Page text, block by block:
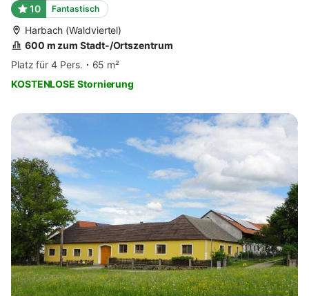
10
Fantastisch
Harbach (Waldviertel)
600 m zum Stadt-/Ortszentrum
Platz für 4 Pers.
65 m²
KOSTENLOSE Stornierung